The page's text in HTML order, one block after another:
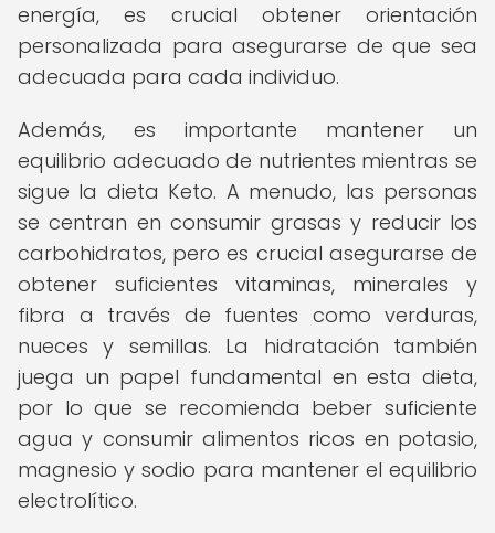
energía, es crucial obtener orientación
personalizada para asegurarse de que sea
adecuada para cada individuo.
Además, es importante mantener un
equilibrio adecuado de nutrientes mientras se
sigue la dieta Keto. A menudo, las personas
se centran en consumir grasas y reducir los
carbohidratos, pero es crucial asegurarse de
obtener suficientes vitaminas, minerales y
fibra a través de fuentes como verduras,
nueces y semillas. La hidratación también
juega un papel fundamental en esta dieta,
por lo que se recomienda beber suficiente
agua y consumir alimentos ricos en potasio,
magnesio y sodio para mantener el equilibrio
electrolítico.